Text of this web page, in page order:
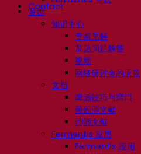
Contact
资源
知识中心
专家见解
常见问题解答
视频
网络研讨会的录音
文档
啤酒技巧与窍门
葡萄酒文献
烈酒文献
Fermentis 应用
Fermentis 应用